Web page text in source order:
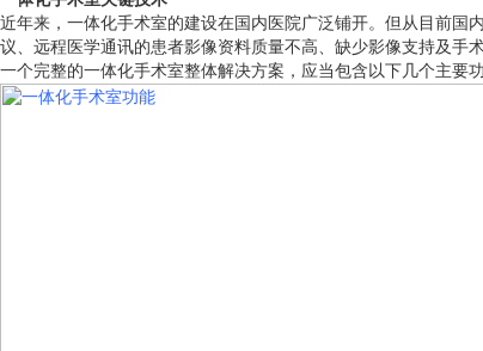
近年来，一体化手术室的建设在国内医院广泛铺开。但从目前国
议、远程医学通讯的患者影像资料质量不高、缺少影像支持及手
一个完整的一体化手术室整体解决方案，应当包含以下几个主要